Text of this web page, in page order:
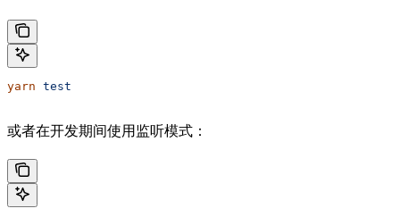
yarn test
或者在开发期间使用监听模式：